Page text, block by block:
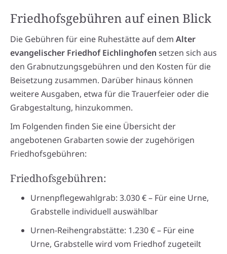
Friedhofsgebühren auf einen Blick
Die Gebühren für eine Ruhestätte auf dem Alter
evangelischer Friedhof Eichlinghofen setzen sich aus
den Grabnutzungsgebühren und den Kosten für die
Beisetzung zusammen. Darüber hinaus können
weitere Ausgaben, etwa für die Trauerfeier oder die
Grabgestaltung, hinzukommen.
Im Folgenden finden Sie eine Übersicht der
angebotenen Grabarten sowie der zugehörigen
Friedhofsgebühren:
Friedhofsgebühren:
Urnenpflegewahlgrab: 3.030 € – Für eine Urne,
Grabstelle individuell auswählbar
Urnen-Reihengrabstätte: 1.230 € – Für eine
Urne, Grabstelle wird vom Friedhof zugeteilt